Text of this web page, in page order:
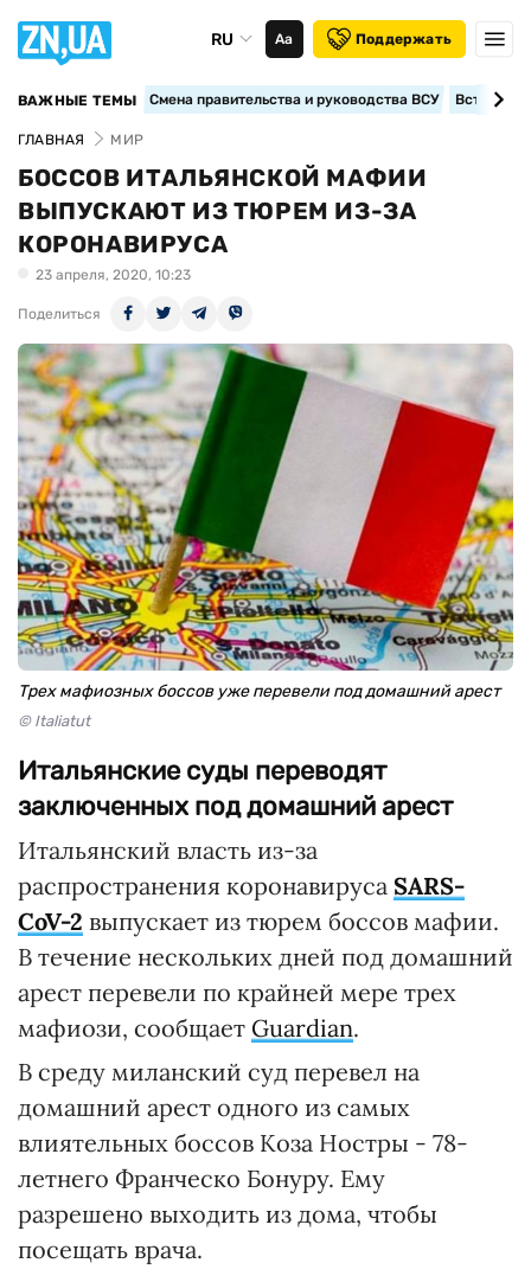
RU Аа Поддержать
ВАЖНЫЕ ТЕМЫ Смена правительства и руководства ВСУ
ГЛАВНАЯ МИР
БОССОВ ИТАЛЬЯНСКОЙ МАФИИ
ВЫПУСКАЮТ ИЗ ТЮРЕМ ИЗ-ЗА
КОРОНАВИРУСА
23 апреля, 2020, 10:23
Поделиться
Трех мафиозных боссов уже перевели под домашний арест
© Italiatut
Итальянские суды переводят
заключенных под домашний арест
Итальянский власть из-за
распространения коронавируса SARS-
CoV-2 выпускает из тюрем боссов мафии.
В течение нескольких дней под домашний
арест перевели по крайней мере трех
мафиози, сообщает Guardian.
В среду миланский суд перевел на
домашний арест одного из самых
влиятельных боссов Коза Ностры - 78-
летнего Франческо Бонуру. Ему
разрешено выходить из дома, чтобы
посещать врача.